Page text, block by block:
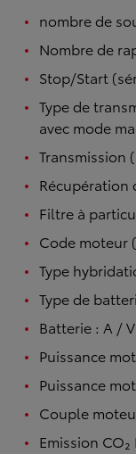
nombre de
Nombre de
Stop/Start
Type de
avec mode
Transmission
Récupération
Filtre à
Code moteur
Type
Type de
Batterie : A /
Puissance
Puissance
Couple
Emission